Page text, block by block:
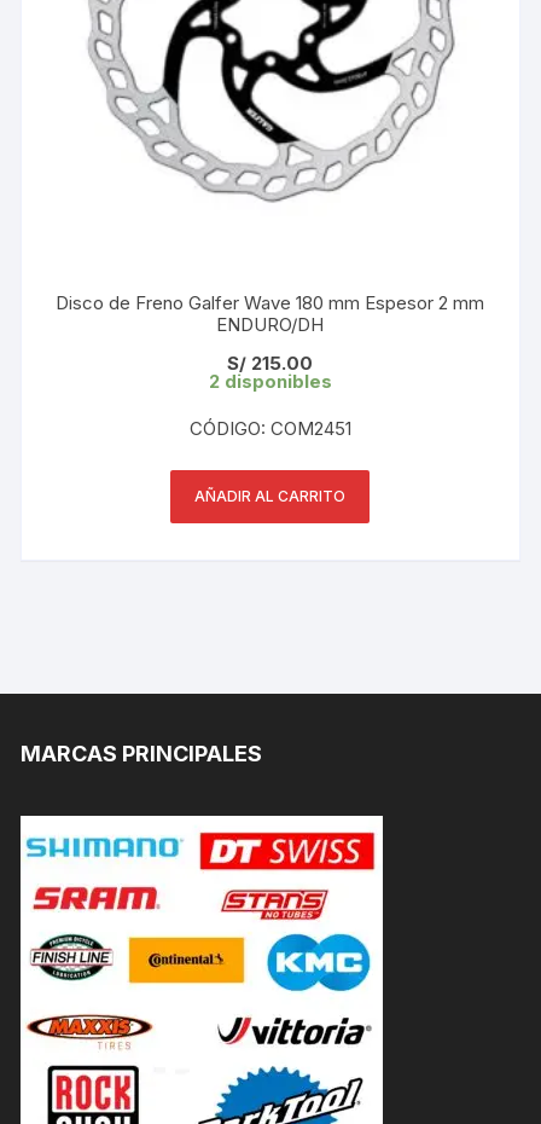
Disco de Freno Galfer Wave 180 mm Espesor 2 mm
ENDURO/DH
S/ 215.00
2 disponibles
CÓDIGO: COM2451
AÑADIR AL CARRITO
MARCAS PRINCIPALES